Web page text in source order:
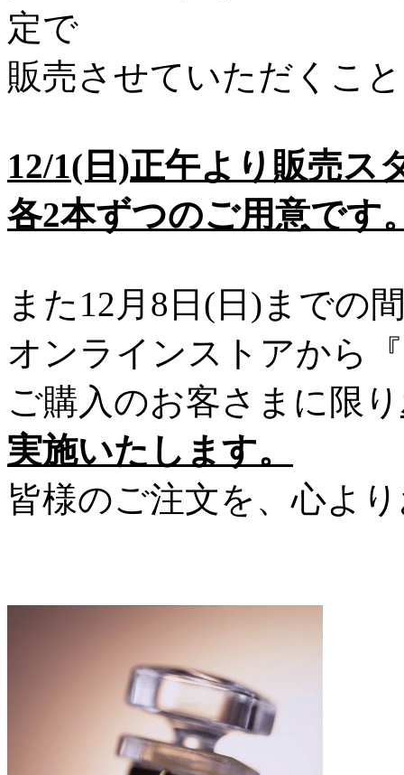
定で
販売させていただくこ
12/1(日)正午より販売ス
各2本ずつのご用意です
また12月8日(日)までの
オンラインストアから
ご購入のお客さまに限り
実施いたします。
皆様のご注文を、心よ